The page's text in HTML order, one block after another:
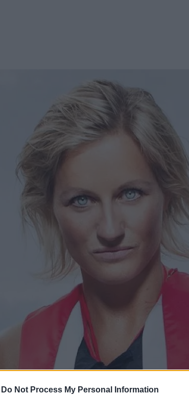
Do Not Process My Personal Information